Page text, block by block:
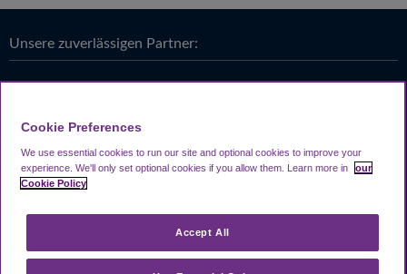
Unsere zuverlässigen Partner:
Cookie Preferences
We use essential cookies to run our site and optional cookies to improve your
experience. We'll only set optional cookies if you allow them. Learn more in
our
Cookie Policy
Accept All